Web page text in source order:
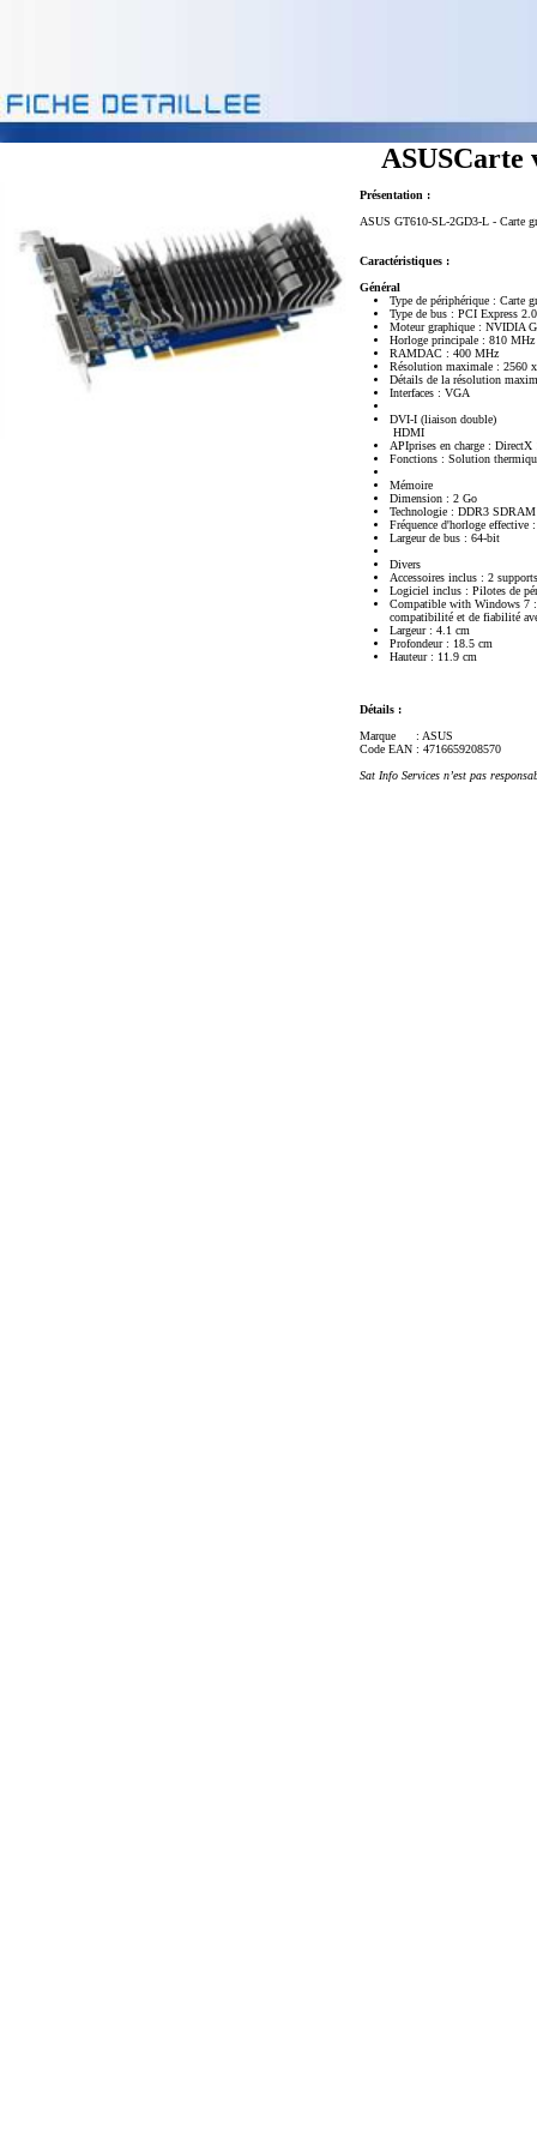
ASUSCarte
Présentation :
ASUS GT610-SL-2GD3-L - Carte
Caractéristiques :
Général
Type de périphérique : Carte
Type de bus : PCI Express
Moteur graphique : NVIDIA
Horloge principale : 810 MHz
RAMDAC : 400 MHz
Résolution maximale : 2560
Détails de la résolution
Interfaces : VGA
DVI-I (liaison double)
HDMI
APIprises en charge : DirectX
Fonctions : Solution
Mémoire
Dimension : 2 Go
Technologie : DDR3 SDRAM
Fréquence d'horloge effective
Largeur de bus : 64-bit
Divers
Accessoires inclus : 2
Logiciel inclus : Pilotes de
Compatible with Windows 7
compatibilité et de fiabilité
Largeur : 4.1 cm
Profondeur : 18.5 cm
Hauteur : 11.9 cm
Détails :
Marque
: ASUS
Code EAN : 4716659208570
Sat Info Services n’est pas